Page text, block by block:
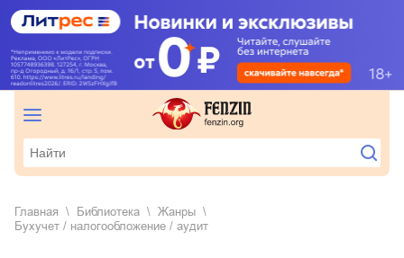
Главная Библиотека
Жанры
бухучет / налогообложение / аудит